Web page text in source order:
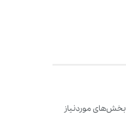
بخش‌های موردنیاز